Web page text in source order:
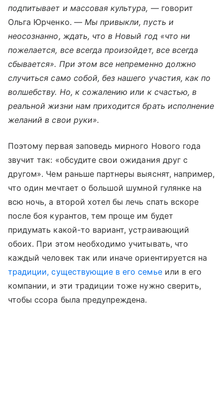
подпитывает и массовая культура, —говорит
Ольга Юрченко. — Мы привыкли, пусть и
неосознанно, ждать, что в Новый год «что ни
пожелается, все всегда произойдет, все всегда
сбывается». При этом все непременно должно
случиться само собой, без нашего участия, как по
волшебству. Но, к сожалению или к счастью, в
реальной жизни нам приходится брать исполнение
желаний в свои руки».
Поэтому первая заповедь мирного Нового года
звучит так: «обсудите свои ожидания друг с
другом». Чем раньше партнеры выяснят, например,
что один мечтает о большой шумной гулянке на
всю ночь, а второй хотел бы лечь спать вскоре
после боя курантов, тем проще им будет
придумать какой-то вариант, устраивающий
обоих. При этом необходимо учитывать, что
каждый человек так или иначе ориентируется на
традиции, существующие в его семьеили в его
компании, и эти традиции тоже нужно сверить,
чтобы ссора была предупреждена.